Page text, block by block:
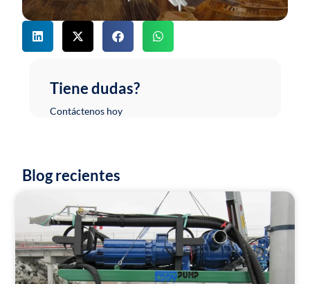
Tiene dudas?
Contáctenos hoy
Blog recientes